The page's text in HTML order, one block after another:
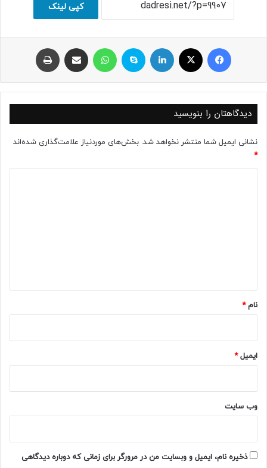
کپی لینک
فیسبوک ایکس لینکداین اسکایپ واتس آپ اشتراک با ایمیل
دیدگاهتان را بنویسید
نشانی ایمیل شما منتشر نخواهد شد. بخش‌های موردنیاز علامت‌گذاری شده‌اند
*
نام*
ایمیل*
وب‌ سایت
ذخیره نام، ایمیل و وبسایت من در مرورگر برای زمانی که دوباره دیدگاهی